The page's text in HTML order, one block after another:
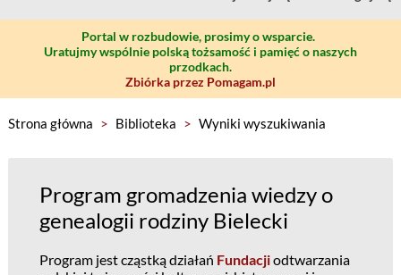
Portal w rozbudowie, prosimy o wsparcie.
Uratujmy wspólnie polską tożsamość i pamięć o naszych
przodkach.
Zbiórka przez Pomagam.pl
Strona główna > Biblioteka > Wyniki wyszukiwania
Program gromadzenia wiedzy o
genealogii rodziny Bielecki
Program jest cząstką działań Fundacjiodtwarzania